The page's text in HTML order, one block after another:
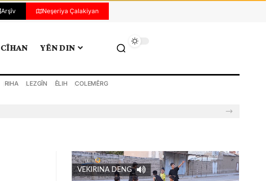
Arşîv Neşeriya Çalakiyan
CÎHAN YÊN DIN
RIHA LEZGÎN ÊLIH COLEMÊRG
VEKIRINA DENG